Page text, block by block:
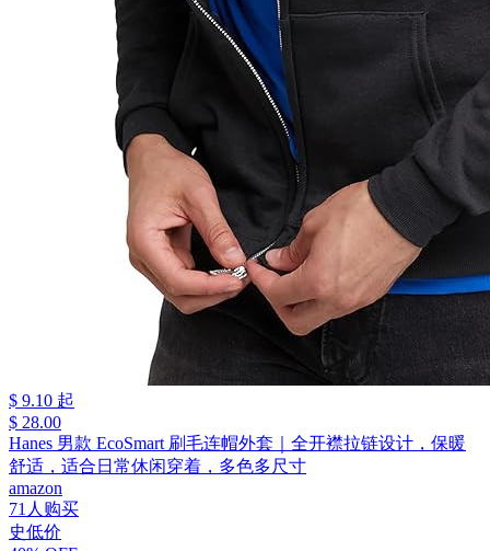
$ 9.10 起
$ 28.00
Hanes 男款 EcoSmart 刷毛连帽外套｜全开襟拉链设计，保暖
舒适，适合日常休闲穿着，多色多尺寸
amazon
71人购买
史低价